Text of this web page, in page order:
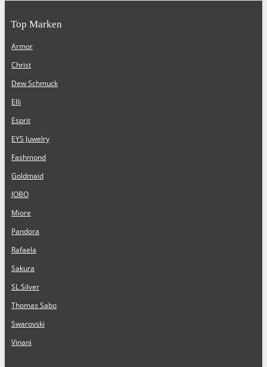
Top Marken
Armor
Christ
Dew Schmuck
Elli
Esprit
EYS Juwelry
Fashmond
Goldmaid
JOBO
Miore
Pandora
Rafaela
Sakura
SL Silver
Thomas Sabo
Swarovski
Vinani